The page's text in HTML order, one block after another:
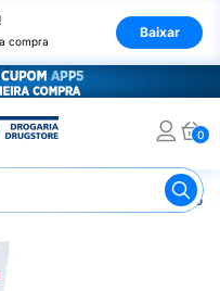
compra
Baixar
0
Dermocosméticos para o